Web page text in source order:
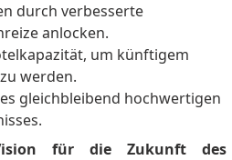
durch verbesserte
anlocken.
um künftigem
werden.
gleichbleibend hochwertigen
für die Zukunft des